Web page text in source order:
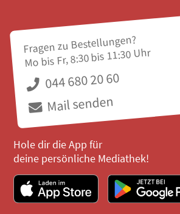
Fragen zu Bestellungen?
Mo bis Fr, 8:30 bis 11:30 Uhr
044 680 20 60
Mail senden
Hole dir die App für
deine persönliche Mediathek!